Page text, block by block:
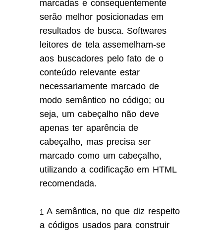
marcadas e consequentemente
serão melhor posicionadas em
resultados de busca. Softwares
leitores de tela assemelham-se
aos buscadores pelo fato de o
conteúdo relevante estar
necessariamente marcado de
modo semântico no código; ou
seja, um cabeçalho não deve
apenas ter aparência de
cabeçalho, mas precisa ser
marcado como um cabeçalho,
utilizando a codificação em HTML
recomendada.
1 A semântica, no que diz respeito
a códigos usados para construir